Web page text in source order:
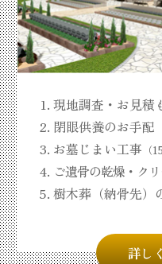
現地調査・お見積
閉眼供養のお手配
お墓じまい工事 （
ご遺骨の乾燥・ク
樹木葬（納骨先）
詳し